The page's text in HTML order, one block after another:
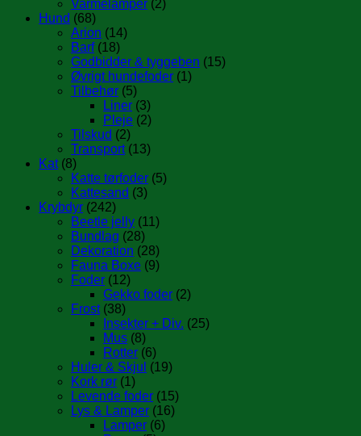
Varmelamper (2)
Hund (68)
Arion (14)
Barf (18)
Godbidder & tyggeben (15)
Øvrigt hundefoder (1)
Tilbehør (5)
Liner (3)
Pleje (2)
Tilskud (2)
Transport (13)
Kat (8)
Katte tørfoder (5)
Kattesand (3)
Krybdyr (242)
Beetle jelly (11)
Bundlag (28)
Dekoration (28)
Fauna Boxe (9)
Foder (12)
Gekko foder (2)
Frost (38)
Insekter + Div. (25)
Mus (8)
Rotter (6)
Huler & Skjul (19)
Kork rør (1)
Levende foder (15)
Lys & Lamper (16)
Lamper (6)